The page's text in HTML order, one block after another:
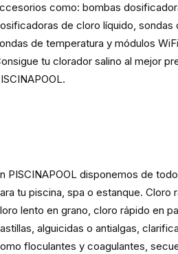
como: bombas
de cloro líquido, sondas
de temperatura y módulos
tu clorador salino al mejor
PISCINAPOOL disponemos de
tu piscina, spa o estanque. Cloro
lento en grano, cloro rápido en
alguicidas o antialgas,
floculantes y coagulantes,